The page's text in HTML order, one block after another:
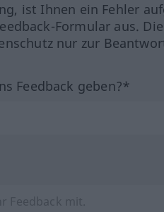
ist Ihnen ein Fehler
Formular aus.
nur zur
Feedback geben?*